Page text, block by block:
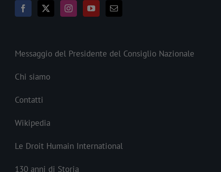
Messaggio del Presidente del Consiglio Nazionale
Chi siamo
Contatti
Wikipedia
Le Droit Humain International
130 anni di Storia